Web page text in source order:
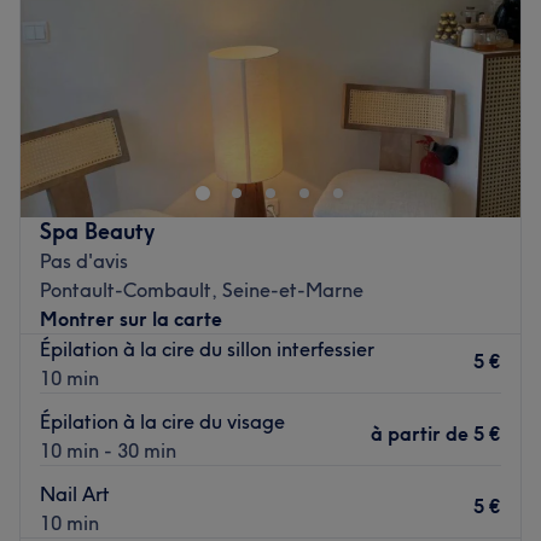
23:00
23:00
Bienvenue chez Dahomey Spa situé à Pontault-Combault.
Oubliez vos soucis du quotidien et prenez le temps de
reposer votre corps et votre esprit grâce à des prestations
sur mesure adaptées à vos besoins.
Transport public le plus proche
À seulement une minute à pied de l’arrêt de bus
Cimetière de Pontault.
L’équipe
Aluzia et Cladia vous accueillent avec le sourire. Leurs
compétences variées garantissent une approche
thérapeutiques adaptés à vos besoins spécifiques.
Spa Beauty
Pas d'avis
Pontault-Combault, Seine-et-Marne
Montrer sur la carte
Épilation à la cire du sillon interfessier
10 min
5 €
Épilation à la cire du visage
10 min - 30 min
à partir de 5 €
Nail Art
10 min
5 €